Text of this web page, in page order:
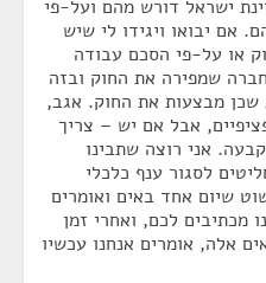
ישראל דורש מהם ועל-פי
אם יבואו ויגידו לי שיש
או על-פי הסכם עבודה
שמפירה את החוק ובזה
שכן מבצעות את החוק. אגב,
אבל אם יש – צריך
אני רוצה שתבינו
לסגור ענף כלכלי
שיום אחד באים ואומרים
מכתיבים לכם, ואחרי זמן
אלה, אומרים אנחנו עכשיו